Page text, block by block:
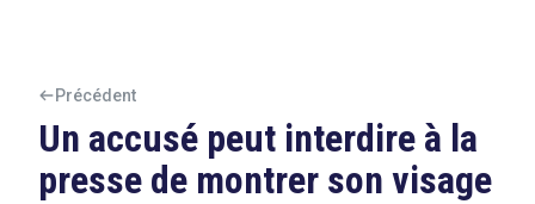
Un procès en vue ?
Précédent
Un accusé peut interdire à la
presse de montrer son visage